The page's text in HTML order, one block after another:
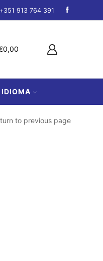
entregas de Lagos a
0,00
IDIOMA
to previous page